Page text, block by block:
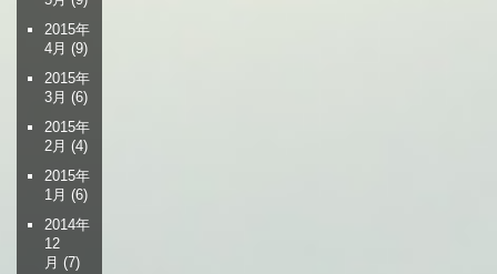
2015年
4月 (9)
2015年
3月 (6)
2015年
2月 (4)
2015年
1月 (6)
2014年
12
月 (7)